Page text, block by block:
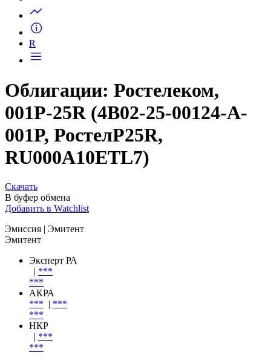
Облигации: Ростелеком,
001P-25R (4B02-25-00124-A-
RU000A10ETL7)
Скачать
В буфер обмена
Эмиссия| Эмитент
Эмитент
Эксперт РА
|***
***
АКРА
***